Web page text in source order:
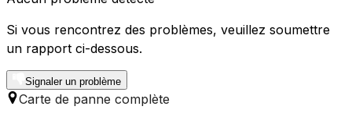
Si vous rencontrez des problèmes, veuillez soumettre
un rapport ci-dessous.
Signaler un problème
Carte de panne complète